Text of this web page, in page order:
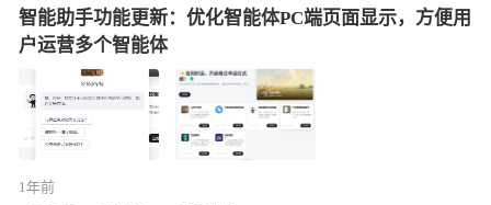
智能助手功能更新：优化智能体PC端页面显示，方便用
户运营多个智能体
1年前